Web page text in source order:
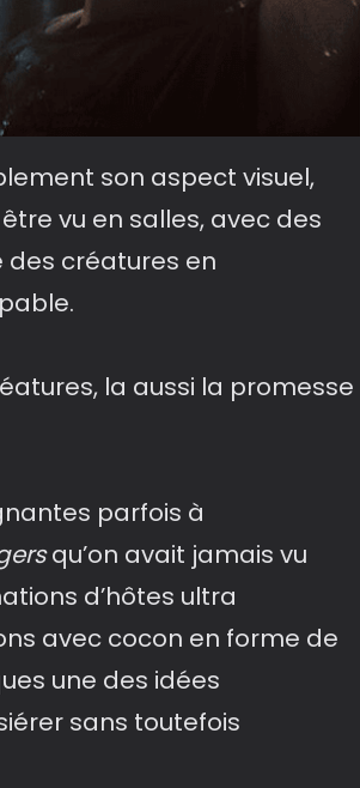
son aspect visuel,
vu en salles, avec des
des créatures en
la aussi la promesse
parfois à
qu’on avait jamais vu
d’hôtes ultra
avec cocon en forme de
une des idées
sans toutefois